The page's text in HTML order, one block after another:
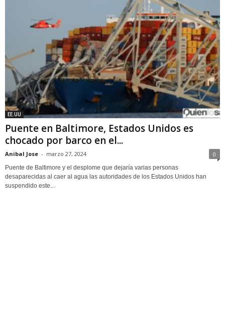
EE.UU
Puente en Baltimore, Estados Unidos es
chocado por barco en el...
Anibal Jose - marzo 27, 2024 0
Puente de Baltimore y el desplome que dejaría varias personas
desaparecidas al caer al agua las autoridades de los Estados Unidos han
suspendido este...